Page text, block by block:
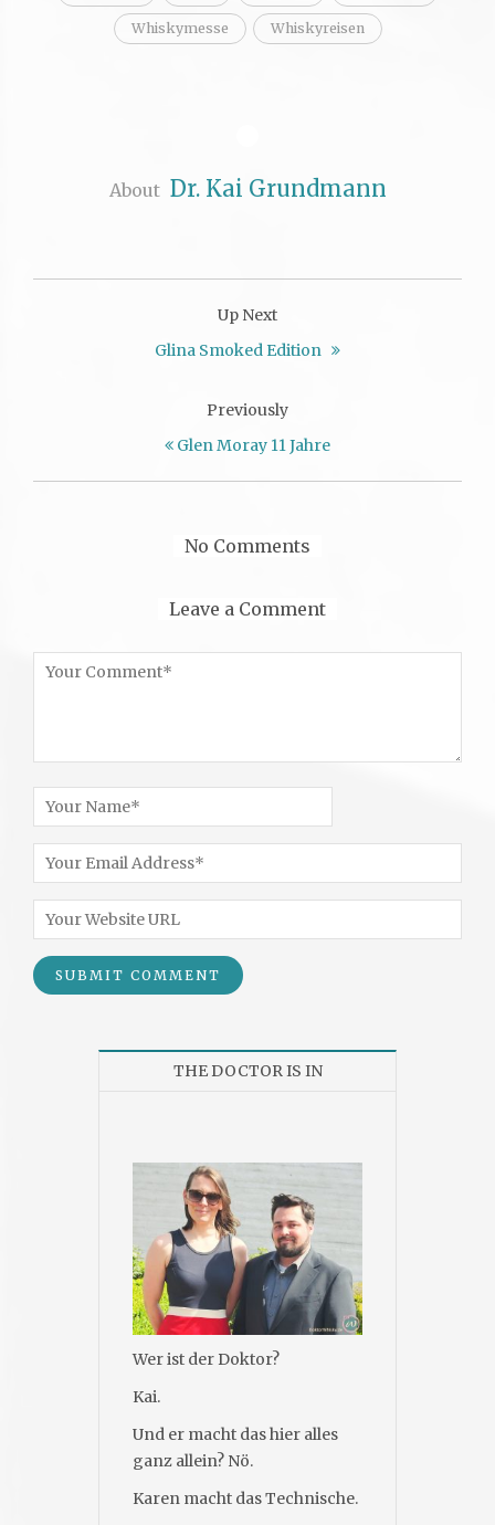
Whiskymesse Whiskyreisen
About Dr. Kai Grundmann
Up Next
Glina Smoked Edition
Previously
Glen Moray 11 Jahre
No Comments
Leave a Comment
THE DOCTOR IS IN
Wer ist der Doktor?
Kai.
Und er macht das hier alles
ganz allein? Nö.
Karen macht das Technische.